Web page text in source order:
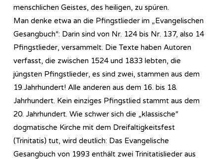
menschlichen Geistes, des heiligen, zu spüren.
Man denke etwa an die Pfingstlieder im „Evangelischen
Gesangbuch“: Darin sind von Nr. 124 bis Nr. 137, also 14
Pfingstlieder, versammelt. Die Texte haben Autoren
verfasst, die zwischen 1524 und 1833 lebten, die
jüngsten Pfingstlieder, es sind zwei, stammen aus dem
19.Jahrhundert! Alle anderen aus dem 16. bis 18.
Jahrhundert. Kein einziges Pfingstlied stammt aus dem
20. Jahrhundert. Wie schwer sich die „klassische“
dogmatische Kirche mit dem Dreifaltigkeitsfest
(Trinitatis) tut, wird deutlich: Das Evangelische
Gesangbuch von 1993 enthält zwei Trinitatislieder aus